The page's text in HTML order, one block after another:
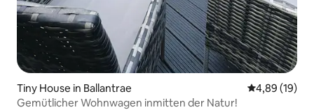
Tiny House in Ballantrae
4,89 (19)
Gemütlicher Wohnwagen inmitten der Natur!